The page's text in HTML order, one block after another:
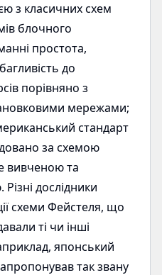
з класичних схем
блочного
простота,
до
порівняно з
мережами;
стандарт
за схемою
вивченою та
дослідники
схеми Фейстеля, що
ті чи інші
японський
так звану